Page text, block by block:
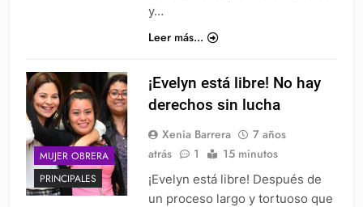
y…
Leer más...
MUJER OBRERA
PRINCIPALES
¡Evelyn está libre! No hay
derechos sin lucha
Xenia Barrera
7 años
atrás
1 15 minutos
¡Evelyn está libre! Después de
un proceso largo y tortuoso que